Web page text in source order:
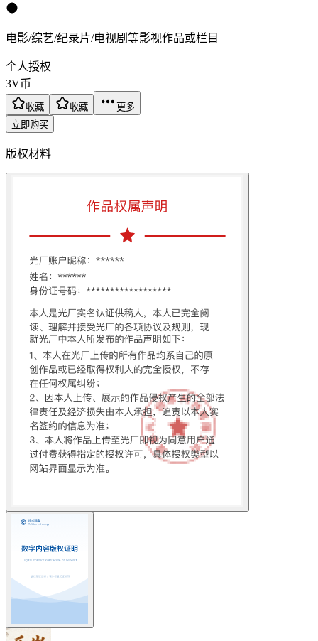
电影/综艺/纪录片/电视剧等影视作品或栏目
个人授权
3V币
收藏 收藏
更多
立即购买
版权材料